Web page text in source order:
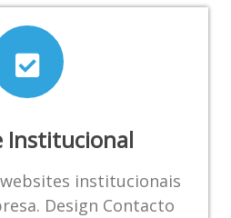
Institucional
institucionais
Design Contacto